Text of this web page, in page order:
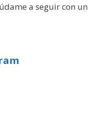
a seguir con un